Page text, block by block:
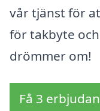
vår tjänst för
för takbyte
drömmer om!
Få 3